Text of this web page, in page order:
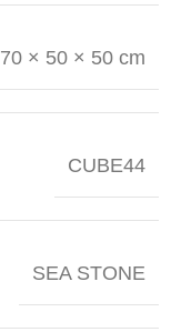
70 × 50 × 50 cm
CUBE44
SEA STONE